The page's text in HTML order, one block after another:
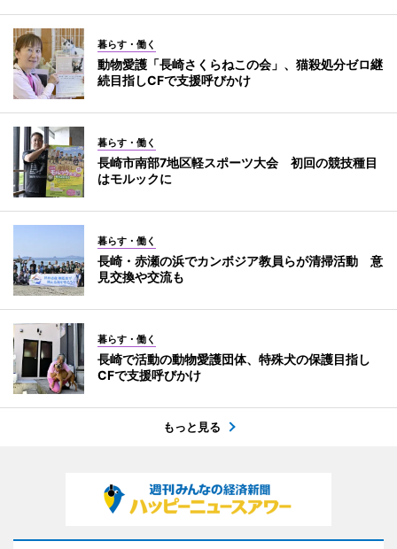
暮らす・働く
動物愛護「長崎さくらねこの会」、猫殺処分ゼロ継
続目指しCFで支援呼びかけ
暮らす・働く
長崎市南部7地区軽スポーツ大会 初回の競技種目
はモルックに
暮らす・働く
長崎・赤瀬の浜でカンボジア教員らが清掃活動 意
見交換や交流も
暮らす・働く
長崎で活動の動物愛護団体、特殊犬の保護目指し
CFで支援呼びかけ
もっと見る